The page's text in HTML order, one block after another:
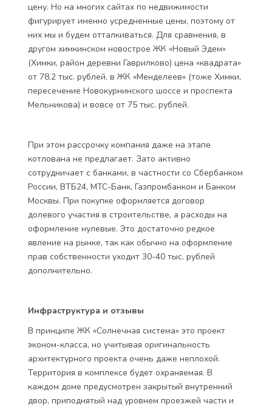
цену. Но на многих сайтах по недвижимости
фигурирует именно усредненные цены, поэтому от
них мы и будем отталкиваться. Для сравнения, в
другом химкинском новострое ЖК «Новый Эдем»
(Химки, район деревни Гаврилково) цена «квадрата»
от 78,2 тыс. рублей, в ЖК «Менделеев» (тоже Химки,
пересечение Новокурнинского шоссе и проспекта
Мельникова) и вовсе от 75 тыс. рублей.
При этом рассрочку компания даже на этапе
котлована не предлагает. Зато активно
сотрудничает с банками, в частности со Сбербанком
России, ВТБ24, МТС-Банк, Газпромбанком и Банком
Москвы. При покупке оформляется договор
долевого участия в строительстве, а расходы на
оформление нулевые. Это достаточно редкое
явление на рынке, так как обычно на оформление
прав собственности уходит 30-40 тыс. рублей
дополнительно.
Инфраструктура и отзывы
В принципе ЖК «Солнечная система» это проект
эконом-класса, но учитывая оригинальность
архитектурного проекта очень даже неплохой.
Территория в комплексе будет охраняемая. В
каждом доме предусмотрен закрытый внутренний
двор, приподнятый над уровнем проезжей части и